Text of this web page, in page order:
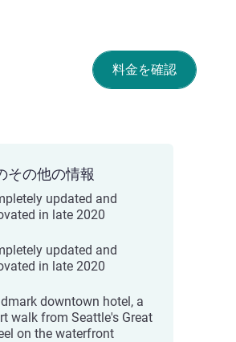
料金を確認
その他の情報
updated and
in late 2020
updated and
in late 2020
downtown hotel, a
walk from Seattle's Great
on the waterfront